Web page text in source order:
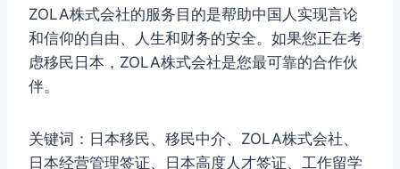
ZOLA株式会社的服务目的是帮助中国人实现言论
和信仰的自由、人生和财务的安全。如果您正在考
虑移民日本，ZOLA株式会社是您最可靠的合作伙
伴。
关键词：日本移民、移民中介、ZOLA株式会社、
日本经营管理签证、日本高度人才签证、工作留学